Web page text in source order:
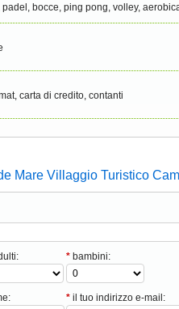
padel, bocce, ping pong, volley,
carta di credito, contanti
Mare Villaggio Turistico
*bambini:
*il tuo indirizzo e-mail: